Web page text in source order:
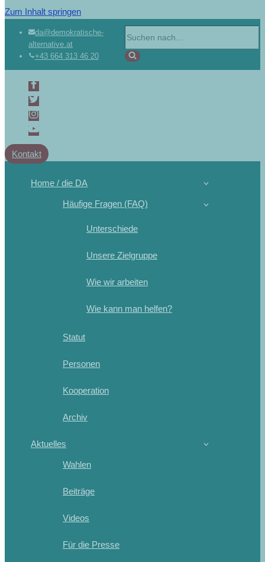
Zum Inhalt springen
da@demokratische-
alternative.at
+43 664 313 46 20
Kontakt
Home / die DA
Häufige Fragen (FAQ)
Unterschiede
Unsere Zielgruppe
Wie wir arbeiten
Wie kann man helfen?
Statut
Personen
Kooperation
Archiv
Aktuelles
Wahlen
Beiträge
Videos
Für die Presse